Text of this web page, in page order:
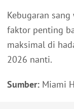
Kebugaran
faktor penting
maksimal di
2026 nanti.
Sumber: Miami